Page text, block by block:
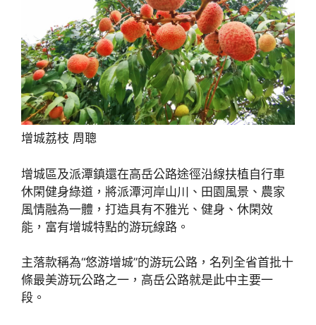
增城荔枝 周聰
增城區及派潭鎮還在高岳公路途徑沿線扶植自行車
休閑健身綠道，將派潭河岸山川、田園風景、農家
風情融為一體，打造具有不雅光、健身、休閑效
能，富有增城特點的游玩線路。
主落款稱為“悠游增城”的游玩公路，名列全省首批十
條最美游玩公路之一，高岳公路就是此中主要一
段。